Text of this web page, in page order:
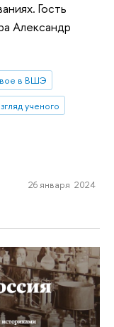
Гость
Александр
в ВШЭ
ученого
26 января 2024